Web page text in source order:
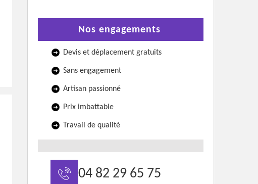
Nos engagements
Devis et déplacement gratuits
Sans engagement
Artisan passionné
Prix imbattable
Travail de qualité
04 82 29 65 75